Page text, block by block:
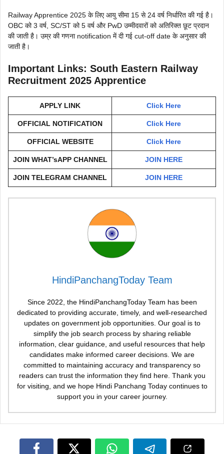
Railway Apprentice 2025 के लिए आयु सीमा 15 से 24 वर्ष निर्धारित की गई है।
OBC को 3 वर्ष, SC/ST को 5 वर्ष और PwD उम्मीदवारों को अतिरिक्त छूट प्रदान
की जाती है। उम्र की गणना notification में दी गई cut-off date के अनुसार की
जाती है।
Important Links: South Eastern Railway
Recruitment 2025 Apprentice
APPLY LINK Click Here
OFFICIAL NOTIFICATION Click Here
OFFICIAL WEBSITE Click Here
JOIN WHAT’sAPP CHANNEL JOIN HERE
JOIN TELEGRAM CHANNEL JOIN HERE
HindiPanchangToday Team
Since 2022, the HindiPanchangToday Team has been
dedicated to providing accurate, timely, and well-researched
updates on government job opportunities. Our goal is to
simplify the job search process by sharing reliable
information, clear guidance, and useful resources that help
candidates make informed career decisions. We are
committed to maintaining accuracy and transparency so
readers can trust the information they find here. Thank you
for visiting, and we hope Hindi Panchang Today continues to
support you in your career journey.